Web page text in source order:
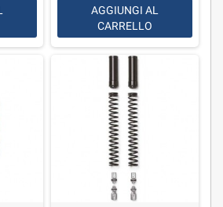
AGGIUNGI AL
CARRELLO